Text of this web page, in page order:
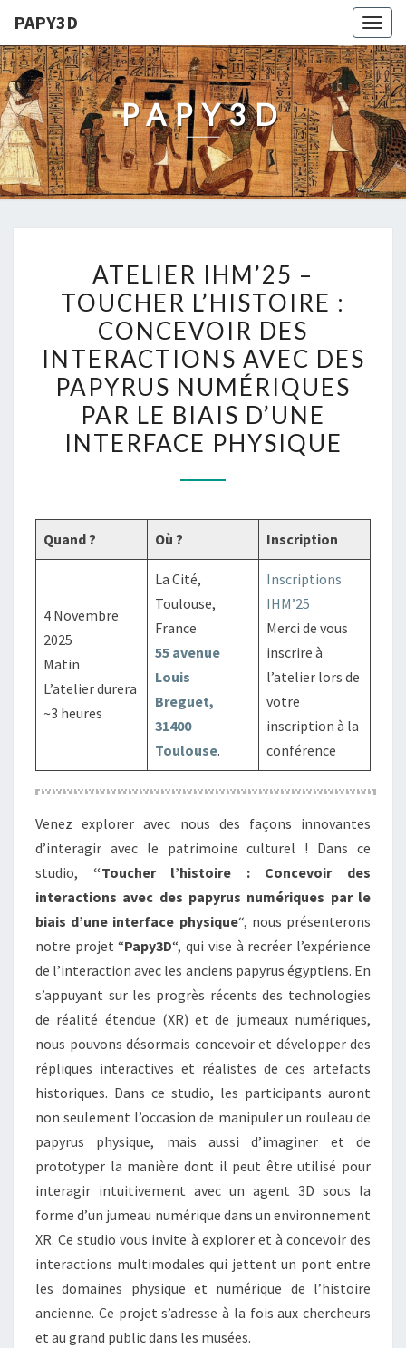
PAPY3D
PAPY3D
IHM’25
–
TOUCHER
L’HISTOIRE
CONCEVOIR
DES
INTERACTIONS
PAPYRUS
NUMÉRIQUES
INTERFACE
PHYSIQUE
ATELIER IHM’25 –
TOUCHER L’HISTOIRE :
CONCEVOIR DES
INTERACTIONS AVEC DES
PAPYRUS NUMÉRIQUES
PAR LE BIAIS D’UNE
INTERFACE PHYSIQUE
Quand ? Où ? Inscription
4 Novembre
2025
Matin
L’atelier durera
~3 heures
La Cité,
Toulouse,
France
55 avenue
Louis
Breguet,
31400
Toulouse.
Inscriptions
IHM’25
Merci de vous
inscrire à
l’atelier lors de
votre
inscription à la
conférence
Venez explorer avec nous des façons innovantes
d’interagir avec le patrimoine culturel ! Dans ce
studio, “Toucher l’histoire : Concevoir des
interactions avec des papyrus numériques par le
biais d’une interface physique“, nous présenterons
notre projet “Papy3D“, qui vise à recréer l’expérience
de l’interaction avec les anciens papyrus égyptiens. En
s’appuyant sur les progrès récents des technologies
de réalité étendue (XR) et de jumeaux numériques,
nous pouvons désormais concevoir et développer des
répliques interactives et réalistes de ces artefacts
historiques. Dans ce studio, les participants auront
non seulement l’occasion de manipuler un rouleau de
papyrus physique, mais aussi d’imaginer et de
prototyper la manière dont il peut être utilisé pour
interagir intuitivement avec un agent 3D sous la
forme d’un jumeau numérique dans un environnement
XR. Ce studio vous invite à explorer et à concevoir des
interactions multimodales qui jettent un pont entre
les domaines physique et numérique de l’histoire
ancienne. Ce projet s’adresse à la fois aux chercheurs
et au grand public dans les musées.